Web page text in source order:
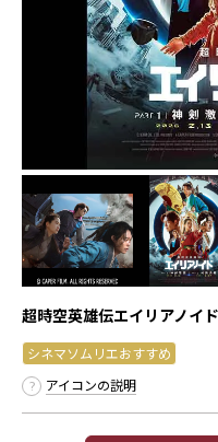
超時空英雄伝エイリアノイ
シネマソムリエおすすめ
アイコンの説明